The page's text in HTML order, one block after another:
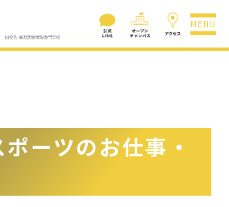
MENU
ーツのお仕事・